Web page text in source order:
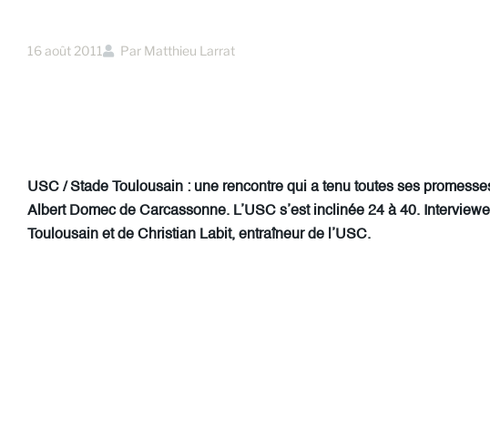
16 août 2011 Par Matthieu Larrat
USC / Stade Toulousain : une rencontre qui a tenu toutes ses
Albert Domec de Carcassonne. L’USC s’est inclinée 24 à 40.
Toulousain et de Christian Labit, entraîneur de l’USC.